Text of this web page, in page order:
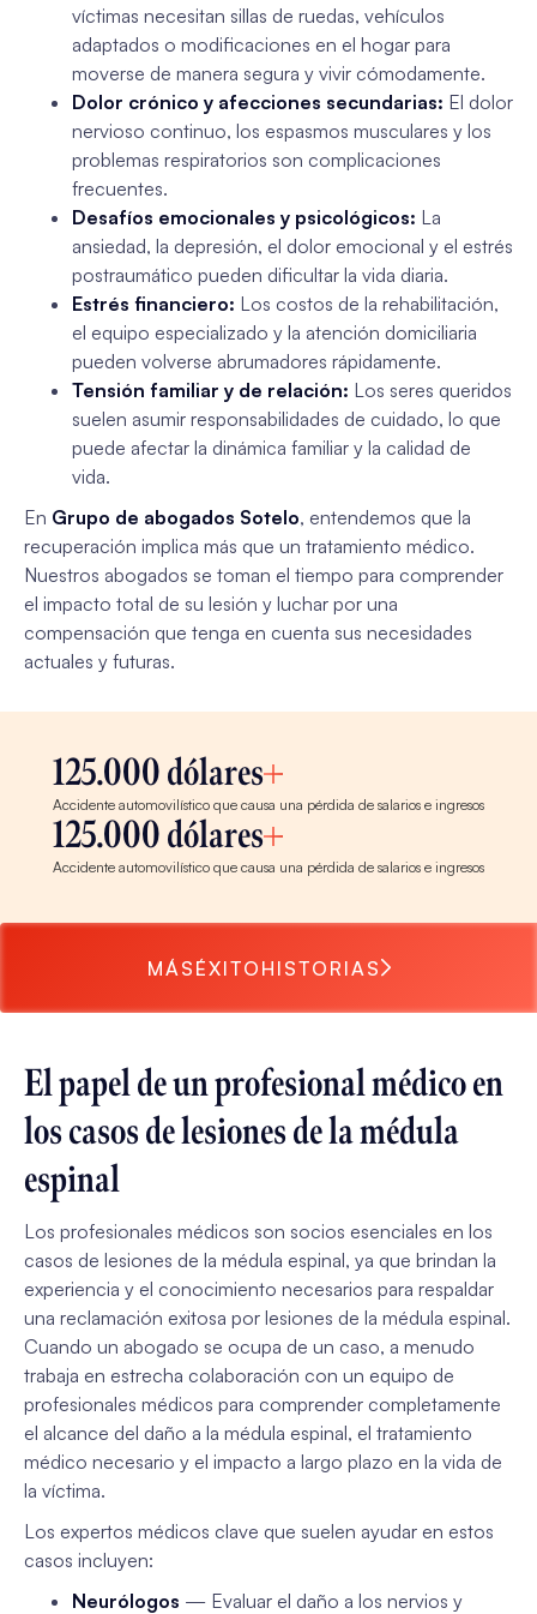
víctimas necesitan sillas de ruedas, vehículos
adaptados o modificaciones en el hogar para
moverse de manera segura y vivir cómodamente.
Dolor crónico y afecciones secundarias: El dolor
nervioso continuo, los espasmos musculares y los
problemas respiratorios son complicaciones
frecuentes.
Desafíos emocionales y psicológicos: La
ansiedad, la depresión, el dolor emocional y el estrés
postraumático pueden dificultar la vida diaria.
Estrés financiero: Los costos de la rehabilitación,
el equipo especializado y la atención domiciliaria
pueden volverse abrumadores rápidamente.
Tensión familiar y de relación: Los seres queridos
suelen asumir responsabilidades de cuidado, lo que
puede afectar la dinámica familiar y la calidad de
vida.
En Grupo de abogados Sotelo, entendemos que la
recuperación implica más que un tratamiento médico.
Nuestros abogados se toman el tiempo para comprender
el impacto total de su lesión y luchar por una
compensación que tenga en cuenta sus necesidades
actuales y futuras.
125.000 dólares
Accidente automovilístico que causa una pérdida de salarios e ingresos
125.000 dólares
Accidente automovilístico que causa una pérdida de salarios e ingresos
MÁS ÉXITO HISTORIAS
El papel de un profesional médico en
los casos de lesiones de la médula
espinal
Los profesionales médicos son socios esenciales en los
casos de lesiones de la médula espinal, ya que brindan la
experiencia y el conocimiento necesarios para respaldar
una reclamación exitosa por lesiones de la médula espinal.
Cuando un abogado se ocupa de un caso, a menudo
trabaja en estrecha colaboración con un equipo de
profesionales médicos para comprender completamente
el alcance del daño a la médula espinal, el tratamiento
médico necesario y el impacto a largo plazo en la vida de
la víctima.
Los expertos médicos clave que suelen ayudar en estos
casos incluyen:
Neurólogos — Evaluar el daño a los nervios y